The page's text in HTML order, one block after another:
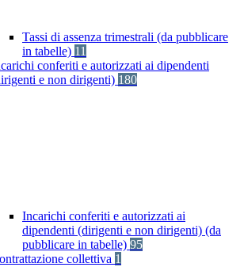
Tassi di assenza trimestrali (da pubblicare
in tabelle) 11
conferiti e autorizzati ai dipendenti
e non dirigenti) 180
Incarichi conferiti e autorizzati ai
dipendenti (dirigenti e non dirigenti) (da
pubblicare in tabelle) 95
collettiva 1